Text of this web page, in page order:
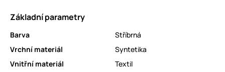
Základní parametry
Barva
Stříbrná
Vrchní materiál
Syntetika
Vnitřní materiál
Textil